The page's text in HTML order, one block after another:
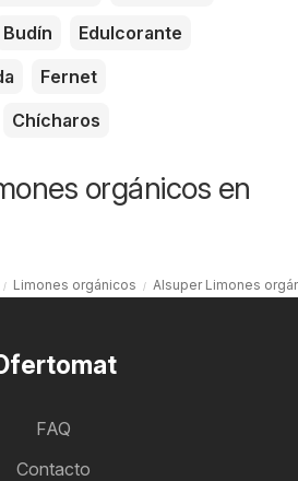
Budín
Edulcorante
Fernet
Chícharos
orgánicos en
Limones orgánicos Alsuper Limones
FAQ
Contacto